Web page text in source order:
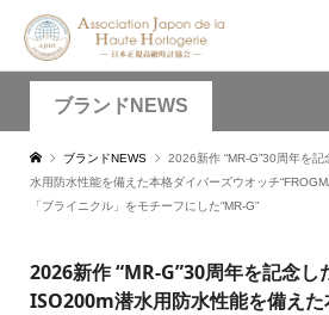
ブランドNEWS
ブランドNEWS
2026新作 “MR-G”30周年を
水用防水性能を備えた本格ダイバーズウオッチ
「ブライニクル」をモチーフにした“MR-G”
2026新作 “MR-G”30周年を記念し
ISO200m潜水用防水性能を備え